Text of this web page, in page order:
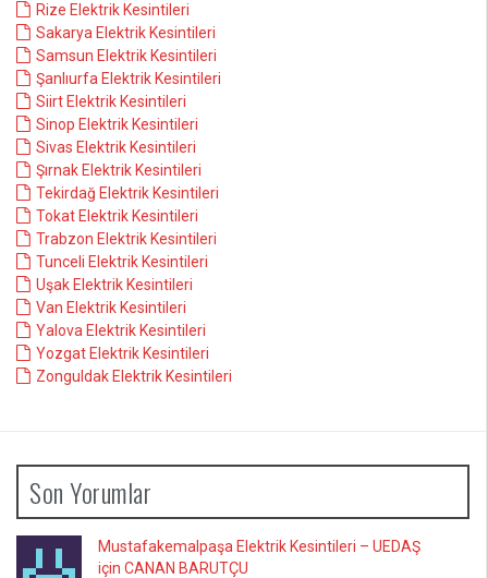
Rize Elektrik Kesintileri
Sakarya Elektrik Kesintileri
Samsun Elektrik Kesintileri
Şanlıurfa Elektrik Kesintileri
Siirt Elektrik Kesintileri
Sinop Elektrik Kesintileri
Sivas Elektrik Kesintileri
Şırnak Elektrik Kesintileri
Tekirdağ Elektrik Kesintileri
Tokat Elektrik Kesintileri
Trabzon Elektrik Kesintileri
Tunceli Elektrik Kesintileri
Uşak Elektrik Kesintileri
Van Elektrik Kesintileri
Yalova Elektrik Kesintileri
Yozgat Elektrik Kesintileri
Zonguldak Elektrik Kesintileri
Son Yorumlar
Mustafakemalpaşa Elektrik Kesintileri – UEDAŞ
için CANAN BARUTÇU